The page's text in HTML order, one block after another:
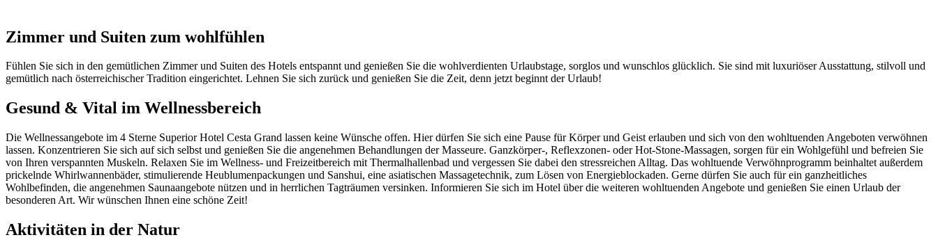
Zimmer und Suiten zum wohlfühlen
Fühlen Sie sich in den gemütlichen Zimmer und Suiten des Hotels entspannt und genießen Sie die wohlverdienten Urlaubstage, sorglos und wunschlos glücklich. Sie sind mit luxuriöser Ausstattung, stilvoll und
gemütlich nach österreichischer Tradition eingerichtet. Lehnen Sie sich zurück und genießen Sie die Zeit, denn jetzt beginnt der Urlaub!
Gesund & Vital im Wellnessbereich
Die Wellnessangebote im 4 Sterne Superior Hotel Cesta Grand lassen keine Wünsche offen. Hier dürfen Sie sich eine Pause für Körper und Geist erlauben und sich von den wohltuenden Angeboten verwöhnen
lassen. Konzentrieren Sie sich auf sich selbst und genießen Sie die angenehmen Behandlungen der Masseure. Ganzkörper-, Reflexzonen- oder Hot-Stone-Massagen, sorgen für ein Wohlgefühl und befreien Sie
von Ihren verspannten Muskeln. Relaxen Sie im Wellness- und Freizeitbereich mit Thermalhallenbad und vergessen Sie dabei den stressreichen Alltag. Das wohltuende Verwöhnprogramm beinhaltet außerdem
prickelnde Whirlwannenbäder, stimulierende Heublumenpackungen und Sanshui, eine asiatischen Massagetechnik, zum Lösen von Energieblockaden. Gerne dürfen Sie auch für ein ganzheitliches
Wohlbefinden, die angenehmen Saunaangebote nützen und in herrlichen Tagträumen versinken. Informieren Sie sich im Hotel über die weiteren wohltuenden Angebote und genießen Sie einen Urlaub der
besonderen Art. Wir wünschen Ihnen eine schöne Zeit!
Aktivitäten in der Natur